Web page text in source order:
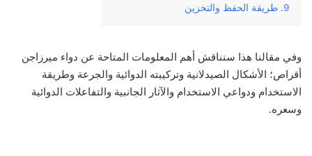
طريقة الحفظ والتخزين
وفي‌ ‌مقالنا‌ ‌هذا‌ ‌سنناقش‌ ‌أهم‌ ‌المعلومات‌ ‌المتاحة‌ ‌عن‌ ‌دواء‌ ميرزاجن
أقراص؛‌ ‌الأشكال‌ ‌الصيدلانية‌ ‌وتركيبته‌ ‌الدوائية‌ ‌والجرعة‌ ‌وطريقة‌
‌الاستخدام‌ ‌ودواعي‌ ‌الاستخدام‌ ‌والآثار‌ ‌الجانبية‌ ‌والتفاعلات‌ ‌الدوائية‌
‌وسعره‌.‌ ‌